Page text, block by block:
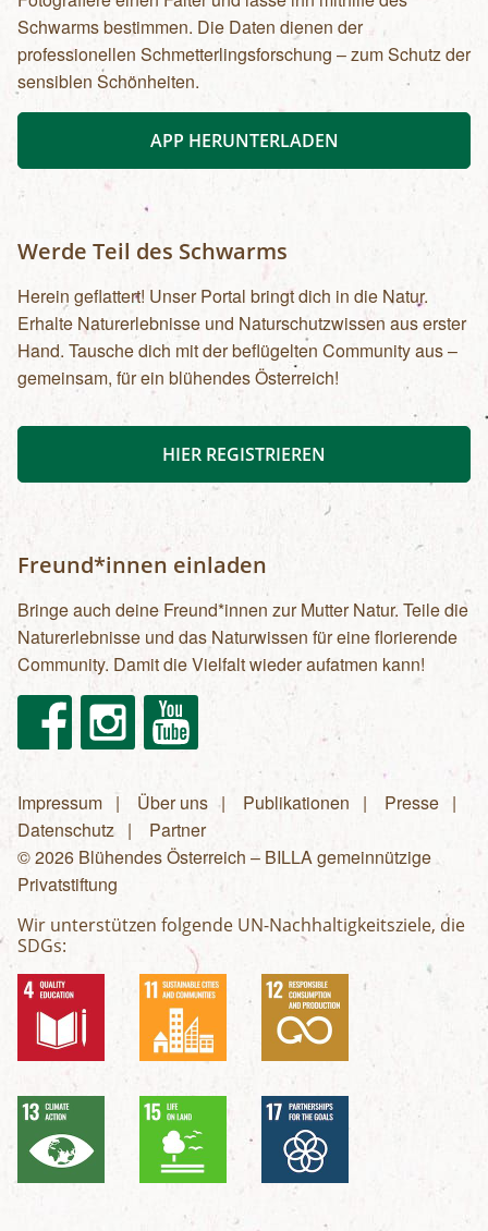
Schwarms bestimmen. Die Daten dienen der
professionellen Schmetterlingsforschung – zum Schutz der
sensiblen Schönheiten.
APP HERUNTERLADEN
Werde Teil des Schwarms
Herein geflattert! Unser Portal bringt dich in die Natur.
Erhalte Naturerlebnisse und Naturschutzwissen aus erster
Hand. Tausche dich mit der beflügelten Community aus –
gemeinsam, für ein blühendes Österreich!
HIER REGISTRIEREN
Freund*innen einladen
Bringe auch deine Freund*innen zur Mutter Natur. Teile die
Naturerlebnisse und das Naturwissen für eine florierende
Community. Damit die Vielfalt wieder aufatmen kann!
FacebookInstagram Youtube
Fußzeilenmenü
Impressum Über uns Publikationen
Presse
Datenschutz
Partner
© 2026 Blühendes Österreich – BILLA gemeinnützige
Privatstiftung
Wir unterstützen folgende UN-Nachhaltigkeitsziele, die
SDGs: